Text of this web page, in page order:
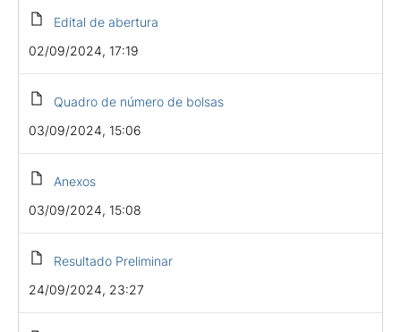
Edital de abertura
02/09/2024, 17:19
Quadro de número de bolsas
03/09/2024, 15:06
Anexos
03/09/2024, 15:08
Resultado Preliminar
24/09/2024, 23:27